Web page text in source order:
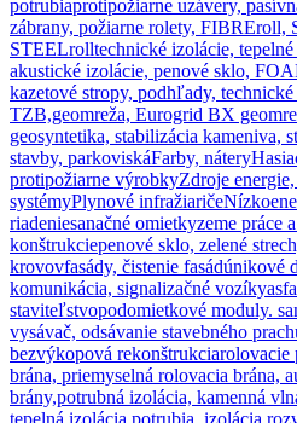
potrubiaprotipožiarne uzávery,
zábrany, požiarne rolety, FIBREroll,
STEELrolltechnické izolácie,
akustické izolácie, penové sklo,
kazetové stropy, podhľady,
TZB,geomreža, Eurogrid BX
geosyntetika, stabilizácia kameniva,
stavby, parkoviskáFarby, nátery
protipožiarne výrobkyZdroje
systémyPlynové infražiariče
riadeniesanačné omietkyzeme práce
konštrukciepenové sklo, zelené
krovovfasády, čistenie fasádúnikové
komunikácia, signalizačné vozíky
staviteľstvopodomietkové moduly.
vysávač, odsávanie stavebného
bezvýkopová rekonštrukciarolovacie
brána, priemyselná rolovacia brána,
brány,potrubná izolácia, kamenná
tepelná izolácia potrubia, izolácia